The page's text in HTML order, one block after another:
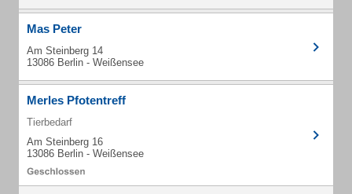
Mas Peter
Am Steinberg 14
13086 Berlin - Weißensee
Merles Pfotentreff
Tierbedarf
Am Steinberg 16
13086 Berlin - Weißensee